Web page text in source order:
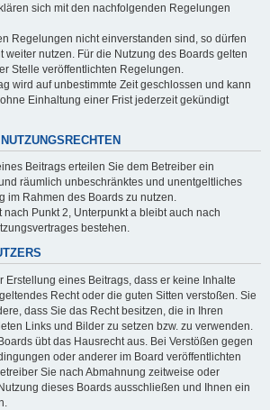
sich mit den nachfolgenden Regelungen
Regelungen nicht einverstanden sind, so dürfen
weiter nutzen. Für die Nutzung des Boards gelten
Stelle veröffentlichten Regelungen.
wird auf unbestimmte Zeit geschlossen und kann
Einhaltung einer Frist jederzeit gekündigt
Beitrags erteilen Sie dem Betreiber ein
räumlich unbeschränktes und unentgeltliches
im Rahmen des Boards zu nutzen.
nach Punkt 2, Unterpunkt a bleibt auch nach
bestehen.
Erstellung eines Beitrags, dass er keine Inhalte
Recht oder die guten Sitten verstoßen. Sie
dass Sie das Recht besitzen, die in Ihren
Links und Bilder zu setzen bzw. zu verwenden.
übt das Hausrecht aus. Bei Verstößen gegen
oder anderer im Board veröffentlichten
Sie nach Abmahnung zeitweise oder
dieses Boards ausschließen und Ihnen ein